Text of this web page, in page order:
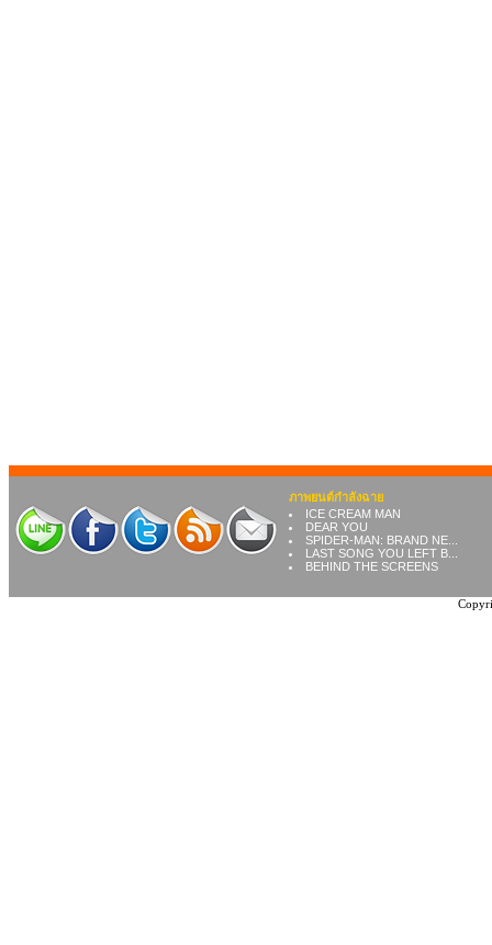
ภาพยนต์กำลังฉาย
ICE CREAM MAN
DEAR YOU
SPIDER-MAN: BRAND NE...
LAST SONG YOU LEFT B...
BEHIND THE SCREENS